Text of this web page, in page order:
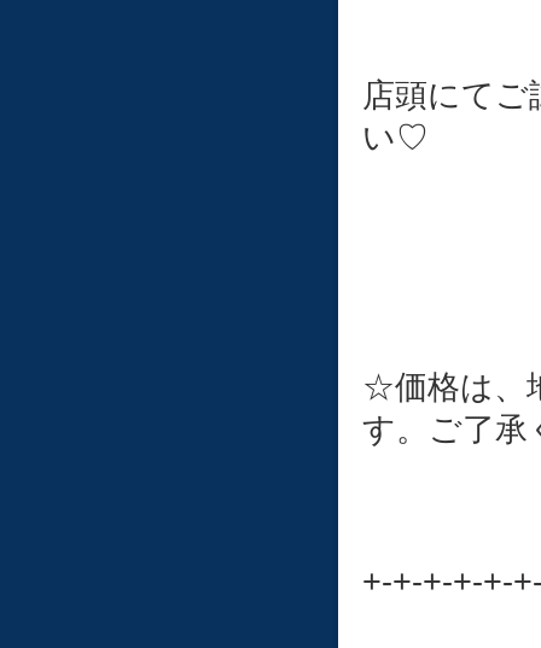
店頭にて
い♡
☆価格は、
す。ご了承
+-+-+-+-+-